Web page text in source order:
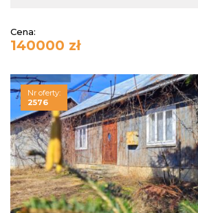
Cena:
140000 zł
Nr oferty:
2576